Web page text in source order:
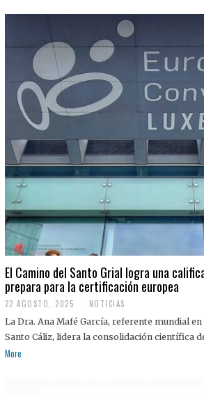
El Camino del Santo Grial logra una
prepara para la certificación europea
22 AGOSTO, 2025
2
A
G
NOTICIAS
La Dra. Ana Mafé García, referente mundial
Santo Cáliz, lidera la consolidación científica
More